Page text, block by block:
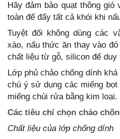
Hãy đảm bảo quạt thông
toàn để đẩy tất cả khói khi
Tuyệt đối không dùng các
xào, nấu thức ăn thay vào
chất liệu từ gỗ, silicon để duy
Lớp phủ chảo chống dính
chú ý sử dụng các miếng
miếng chùi rửa bằng kim loại.
Các tiêu chí chọn chảo
Chất liệu của lớp chống dính